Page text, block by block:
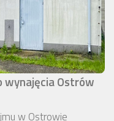
wynajęcia Ostrów
w Ostrowie